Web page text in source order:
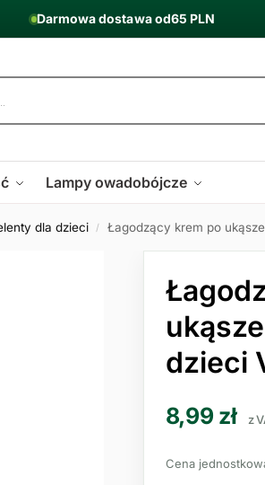
Darmowa dostawa od65 PLN
Lampy owadobójcze
dla dzieci / Łagodzący krem po
dzieci
8,99 zł z
Cena